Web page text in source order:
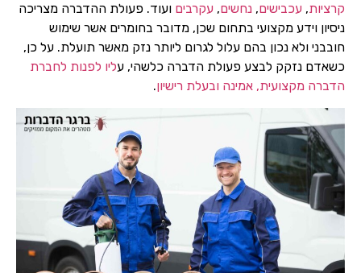
קרציות, עכבישים, נחשים, עקרבים ועוד. פעולת ההדברה מצריכה
ניסיון וידע מקצועי בתחום שכן, מדובר בחומרים אשר שימוש
חובבני ולא נכון בהם עלול לגרום ליותר נזק מאשר תועלת. על כן,
כשאדם נזקק לבצע פעולת הדברה כלשהי, עליו לפנות לחברת
הדברה מקצועית, אמינה ובעלת רישיון.